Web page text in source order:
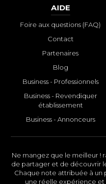
AIDE
Foire aux questions (FAQ)
Contact
Partenaires
Blog
Business - Professionnels
Business - Revendiquer
établissement
Business - Annonceurs
Ne mangez que le meilleur !
de partager et de découvrir
Chaque note attribuée à un
une réelle expérience